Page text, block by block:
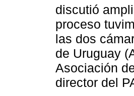
discutió
proceso
las dos
de Uruguay
Asociación
director del